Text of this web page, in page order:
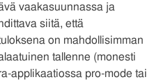
vaakasuunnassa ja
siitä, että
on mahdollisimman
tallenne (monesti
applikaatiossa pro-mode tai